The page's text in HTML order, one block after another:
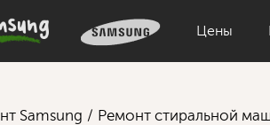
Цены
Samsung Ремонт стиральной